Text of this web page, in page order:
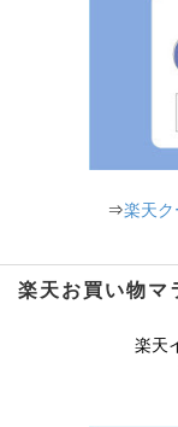
⇒楽天
楽天お買い物
楽天